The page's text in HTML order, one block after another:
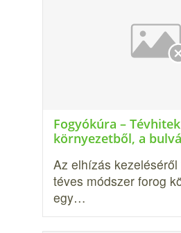
Fogyókúra –
környezetből, a
Az elhízás
téves módszer forog
egy…